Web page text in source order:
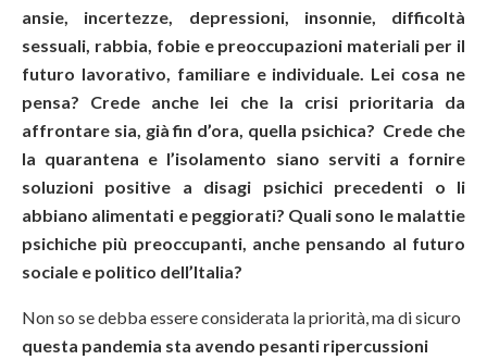
ansie, incertezze, depressioni, insonnie, difficoltà
sessuali, rabbia, fobie e preoccupazioni materiali per il
futuro lavorativo, familiare e individuale. Lei cosa ne
pensa? Crede anche lei che la crisi prioritaria da
affrontare sia, già fin d’ora, quella psichica? Crede che
la quarantena e l’isolamento siano serviti a fornire
soluzioni positive a disagi psichici precedenti o li
abbiano alimentati e peggiorati? Quali sono le malattie
psichiche più preoccupanti, anche pensando al futuro
sociale e politico dell’Italia?
Non so se debba essere considerata la priorità, ma di sicuro
questa pandemia sta avendo pesanti ripercussioni